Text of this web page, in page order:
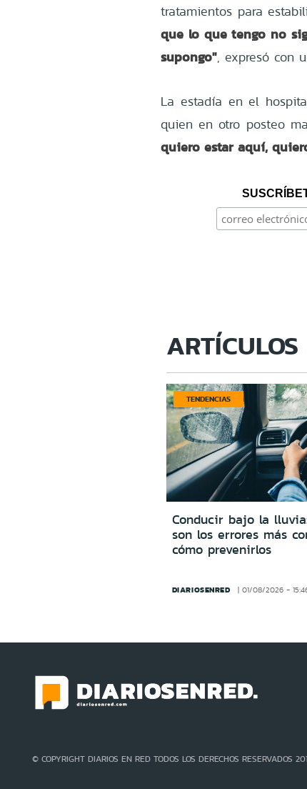
tratamientos para
que lo que tengo no
supongo", expresó con
La estadía en el
quien en otro posteo
quiero estar aquí,
TENDENCIAS
Conducir bajo la
son los errores más
cómo prevenirlos
DIARIOSENRED 01/08/2026 -
© COPYRIGHT DIARIOS EN RED TODOS LOS DERECHOS RESERVADOS